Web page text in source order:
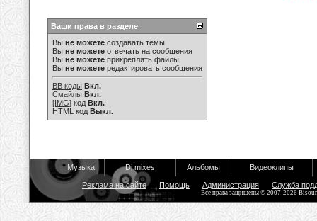
Ваши права в разделе
Вы не можете создавать темы
Вы не можете отвечать на сообщения
Вы не можете прикреплять файлы
Вы не можете редактировать сообщения
BB коды Вкл.
Смайлы Вкл.
[IMG] код Вкл.
HTML код Выкл.
Музыка Dj mixes Альбомы Видеоклипы
Реклама на сайте Помощь Администрация Служба
Все права защищены © 2007-2026